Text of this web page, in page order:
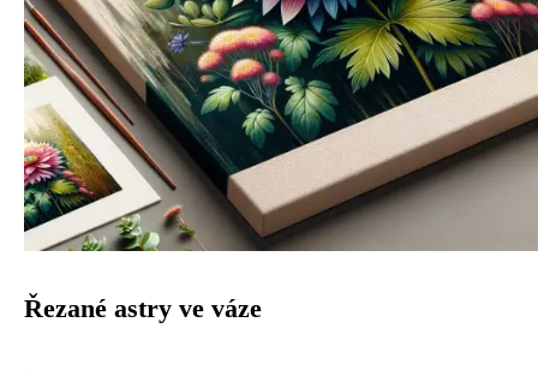
Řezané astry ve váze